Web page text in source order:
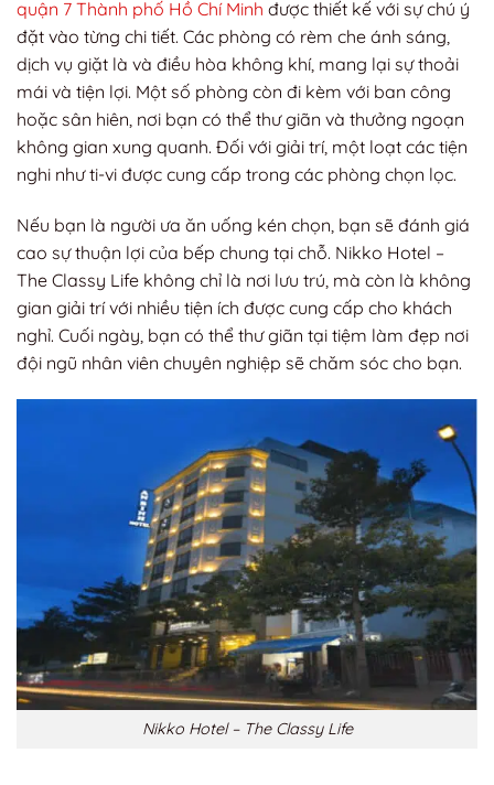
quận 7 Thành phố Hồ Chí Minh được thiết kế với sự chú ý
đặt vào từng chi tiết. Các phòng có rèm che ánh sáng,
dịch vụ giặt là và điều hòa không khí, mang lại sự thoải
mái và tiện lợi. Một số phòng còn đi kèm với ban công
hoặc sân hiên, nơi bạn có thể thư giãn và thưởng ngoạn
không gian xung quanh. Đối với giải trí, một loạt các tiện
nghi như ti-vi được cung cấp trong các phòng chọn lọc.
Nếu bạn là người ưa ăn uống kén chọn, bạn sẽ đánh giá
cao sự thuận lợi của bếp chung tại chỗ. Nikko Hotel –
The Classy Life không chỉ là nơi lưu trú, mà còn là không
gian giải trí với nhiều tiện ích được cung cấp cho khách
nghỉ. Cuối ngày, bạn có thể thư giãn tại tiệm làm đẹp nơi
đội ngũ nhân viên chuyên nghiệp sẽ chăm sóc cho bạn.
Nikko Hotel – The Classy Life